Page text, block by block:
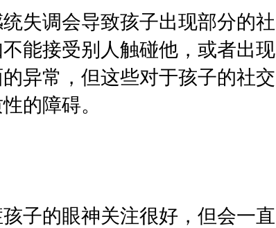
失调会导致孩子出现部分的社
能接受别人触碰他，或者出现
异常，但这些对于孩子的社交
的障碍。
子的眼神关注很好，但会一直